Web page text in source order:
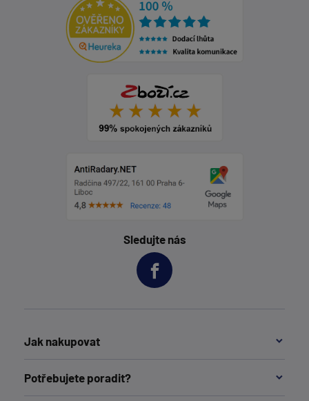
Sledujte nás
Jak nakupovat
Potřebujete poradit?